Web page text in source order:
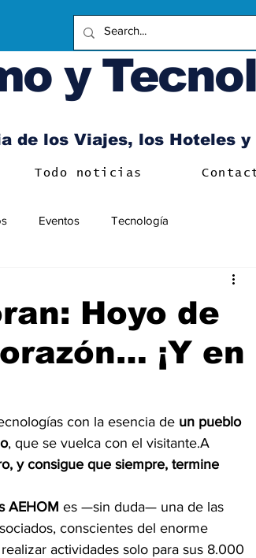
y
de los Viajes, los Hoteles y
Todo noticias
Eventos Tecnología
Hoyo de
¡Y en
con la esencia de un pueblo
, que se vuelca con el visitante.A
y consigue que siempre, termine
AEHOM es —sin duda— una de las
conscientes del enorme
actividades solo para sus 8.000